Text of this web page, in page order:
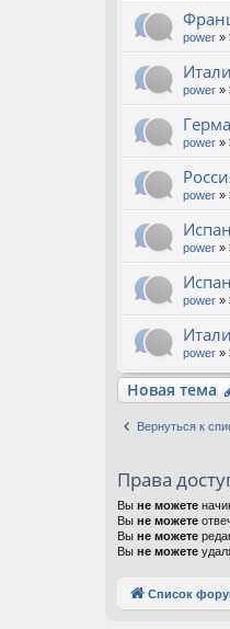
power »
power »
power »
power »
power »
power »
power »
Новая тема
Вернуться к
Права
Вы не можете
Вы не можете
Вы не можете
Вы не можете
Список